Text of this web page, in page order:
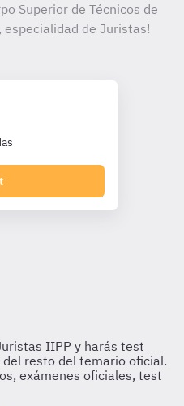
Superior de Técnicos de
de Juristas!